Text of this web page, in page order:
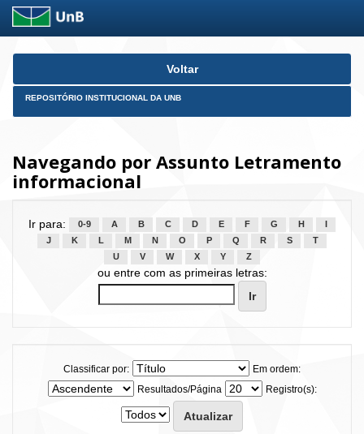
Skip
Voltar
REPOSITÓRIO INSTITUCIONAL DA UNB
Navegando por Assunto Letramento
informacional
Ir para: 0-9 A B C D E F G H
J
K L M N O P Q R S
T
U
V W X Y Z
ou entre com as primeiras letras:
Classificar por:
Em ordem:
Resultados/Página
Registro(s):